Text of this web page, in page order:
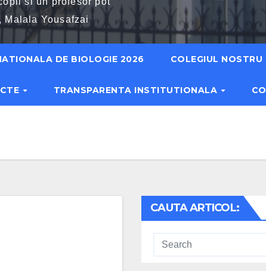
Malala Yousafzai
DE BIOLOGIE 2026 COLEGIUL NOSTRU
TRANSPARENTA INSTITUTIONALA
CAUTA ARTICOL: